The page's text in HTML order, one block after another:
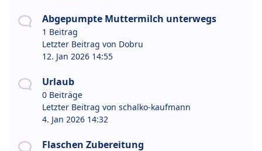
Abgepumpte Muttermilch unterwegs
1 Beitrag
Letzter Beitrag von Dobru
12. Jan 2026 14:55
Urlaub
0 Beiträge
Letzter Beitrag von schalko-kaufmann
4. Jan 2026 14:32
Flaschen Zubereitung